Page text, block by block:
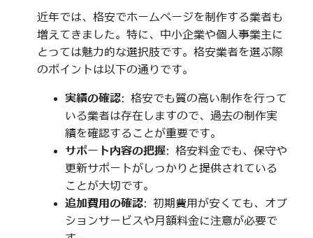
近年では、格安でホームページを制作する業者も
増えてきました。特に、中小企業や個人事業主に
とっては魅力的な選択肢です。格安業者を選ぶ際
のポイントは以下の通りです。
実績の確認: 格安でも質の高い制作を行って
いる業者は存在しますので、過去の制作実
績を確認することが重要です。
サポート内容の把握: 格安料金でも、保守や
更新サポートがしっかりと提供されている
ことが大切です。
追加費用の確認: 初期費用が安くても、オプ
ションサービスや月額料金に注意が必要で